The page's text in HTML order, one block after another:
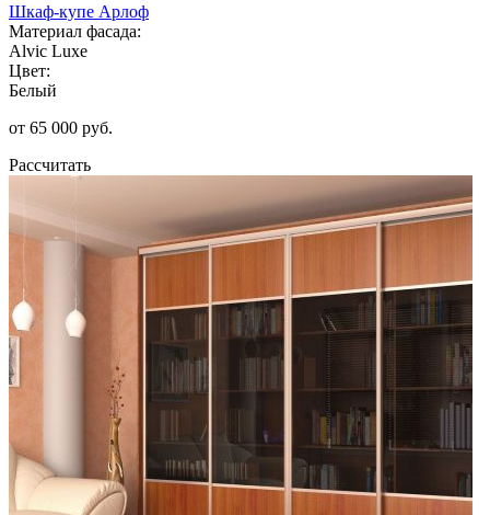
Шкаф-купе Арлоф
Материал фасада:
Alvic Luxe
Цвет:
Белый
от 65 000 руб.
Рассчитать